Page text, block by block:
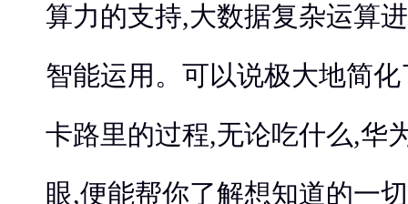
算力的支持,大数据复杂运算
智能运用。可以说极大地简
卡路里的过程,无论吃什么,华
眼,便能帮你了解想知道的一